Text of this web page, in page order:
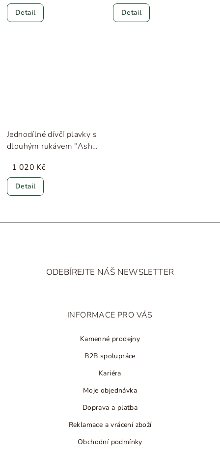
Detail Detail
Jednodílné dívčí plavky s
dlouhým rukávem "Ash
1 020 Kč
Detail
ODEBÍREJTE NÁŠ NEWSLETTER
INFORMACE PRO VÁS
Kamenné prodejny
B2B spolupráce
Kariéra
Moje objednávka
Doprava a platba
Reklamace a vrácení zboží
Obchodní podmínky